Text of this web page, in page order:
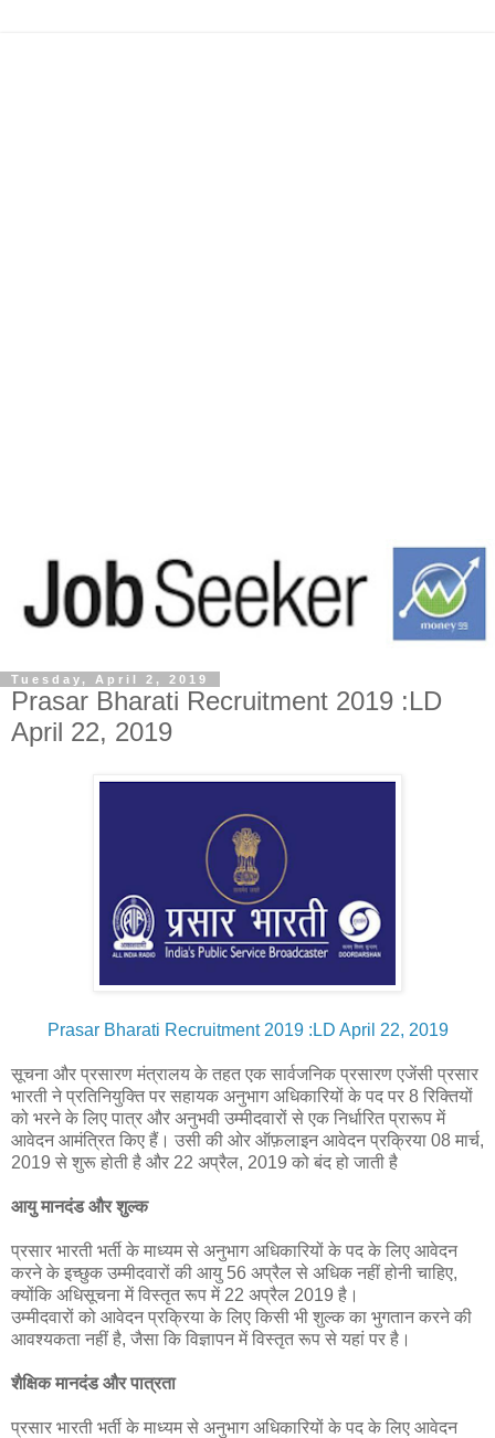
Tuesday, April 2, 2019
Prasar Bharati Recruitment 2019 :LD
April 22, 2019
Prasar Bharati Recruitment 2019 :LD April 22, 2019
सूचना और प्रसारण मंत्रालय के तहत एक सार्वजनिक प्रसारण एजेंसी प्रसार
भारती ने प्रतिनियुक्ति पर सहायक अनुभाग अधिकारियों के पद पर 8 रिक्तियों
को भरने के लिए पात्र और अनुभवी उम्मीदवारों से एक निर्धारित प्रारूप में
आवेदन आमंत्रित किए हैं। उसी की ओर ऑफ़लाइन आवेदन प्रक्रिया 08 मार्च,
2019 से शुरू होती है और 22 अप्रैल, 2019 को बंद हो जाती है
आयु मानदंड और शुल्क
प्रसार भारती भर्ती के माध्यम से अनुभाग अधिकारियों के पद के लिए आवेदन
करने के इच्छुक उम्मीदवारों की आयु 56 अप्रैल से अधिक नहीं होनी चाहिए,
क्योंकि अधिसूचना में विस्तृत रूप में 22 अप्रैल 2019 है।
उम्मीदवारों को आवेदन प्रक्रिया के लिए किसी भी शुल्क का भुगतान करने की
आवश्यकता नहीं है, जैसा कि विज्ञापन में विस्तृत रूप से यहां पर है।
शैक्षिक मानदंड और पात्रता
प्रसार भारती भर्ती के माध्यम से अनुभाग अधिकारियों के पद के लिए आवेदन